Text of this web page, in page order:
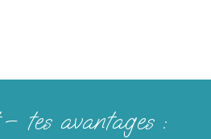
tes avantages :